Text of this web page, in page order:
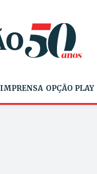
IMPRENSA OPÇÃO PLAY